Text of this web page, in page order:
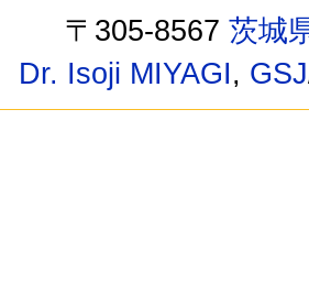
〒305-8567茨城
Dr. Isoji MIYAGI, GSJ